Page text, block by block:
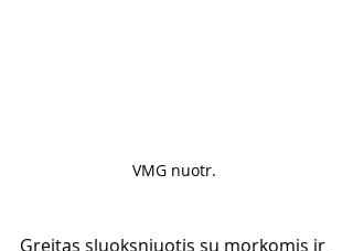
VMG nuotr.
Greitas sluoksniuotis su morkomis ir